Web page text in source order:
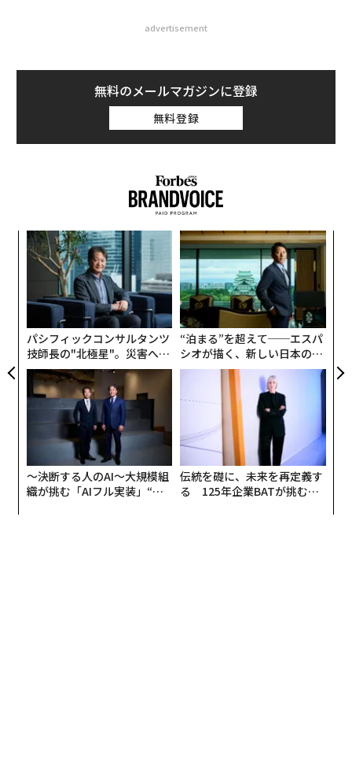
advertisement
無料のメールマガジンに登録
無料登録
パシフィックコンサルタンツ
技師長の"北極星"。災害への
無力感を乗り越え見つけた、
防災一筋20年の答え
“泊まる”を超えて──エスパ
シオが描く、新しい日本のラ
グジュアリー（前編）
〜決断する人のAI〜大規模組
織が挑む「AIフル実装」“使
伝統を礎に、未来を再定義す
る 125年企業BATが挑むス